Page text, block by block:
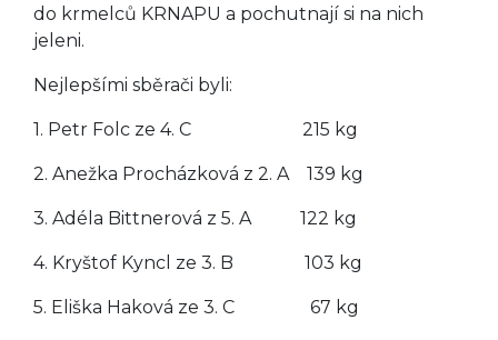
do krmelců KRNAPU a pochutnají si na nich
jeleni.
Nejlepšími sběrači byli:
1. Petr Folc ze 4. C 215 kg
2. Anežka Procházková z 2. A 139 kg
3. Adéla Bittnerová z 5. A 122 kg
4. Kryštof Kyncl ze 3. B 103 kg
5. Eliška Haková ze 3. C 67 kg